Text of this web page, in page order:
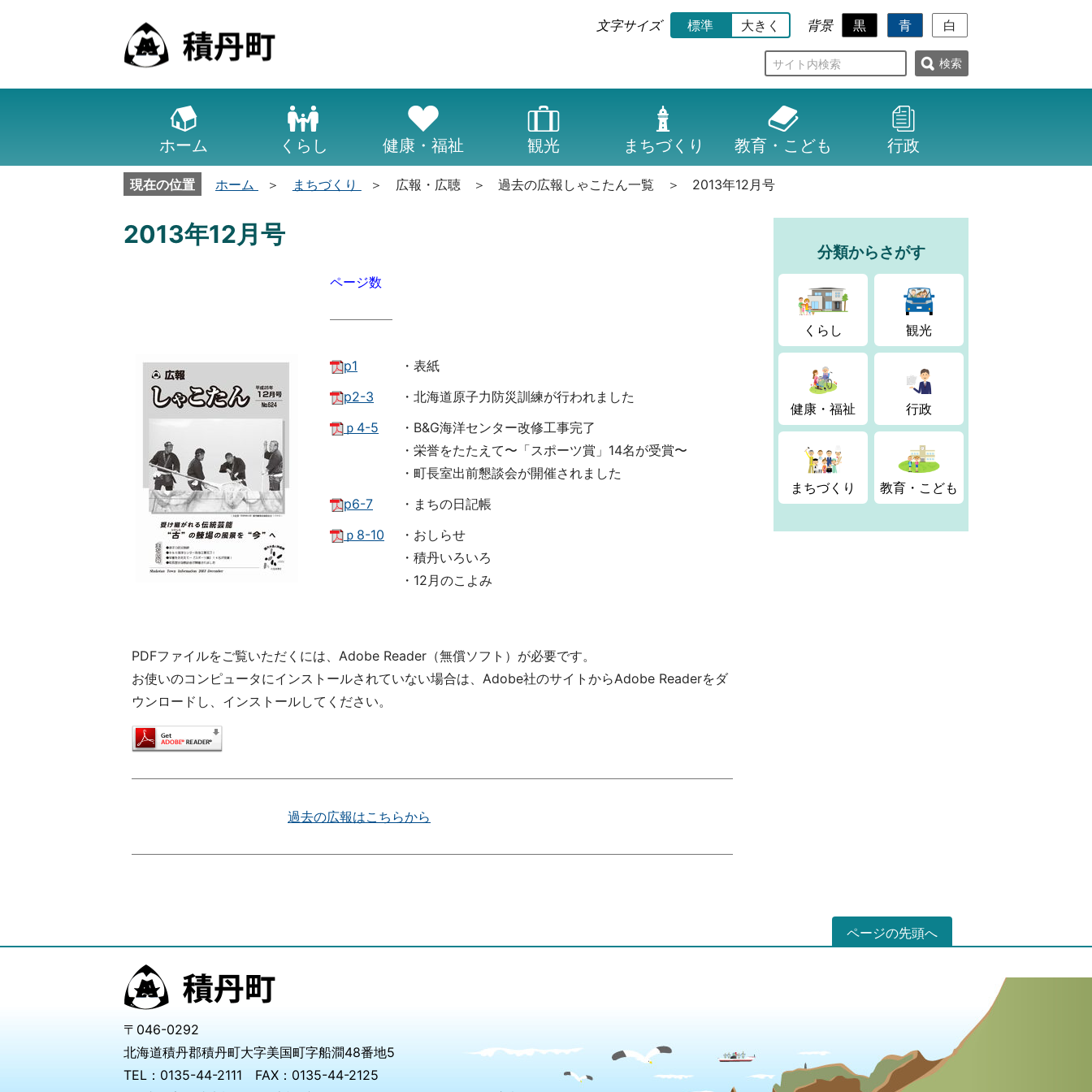
文字サイズ 標準 大きく 背景 黒 青 白
検
ホーム くらし 健康・福祉 観光 まちづくり 教育・こども 行政
現在の位置 ホーム まちづくり 広報・広聴 過去の広報しゃこたん一覧 2013年12月号
2013年12月号
ページ数
p1
・表紙
p2-3
・北海道原子力防災訓練が行われました
ｐ4-5
・B&G海洋センター改修工事完了
・栄誉をたたえて〜「スポーツ賞」14名が受賞〜
・町長室出前懇談会が開催されました
p6-7
・まちの日記帳
ｐ8-10
・おしらせ
・積丹いろいろ
・12月のこよみ
PDFファイルをご覧いただくには、Adobe Reader（無償ソフト）が必要です。
お使いのコンピュータにインストールされていない場合は、Adobe社のサイトからAdobe Readerをダ
ウンロードし、インストールしてください。
過去の広報はこちらから
分類からさがす
くらし 観光
健康・福祉 行政
まちづくり 教育・こども
ページの先頭へ
〒046-0292
北海道積丹郡積丹町大字美国町字船澗48番地5
TEL：0135-44-2111 FAX：0135-44-2125